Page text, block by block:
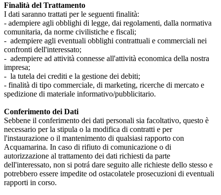
Finalità del Trattamento
I dati saranno trattati per le seguenti finalità:
- adempiere agli obblighi di legge, dai regolamenti, dalla normativa
comunitaria, da norme civilistiche e fiscali;
- adempiere agli eventuali obblighi contrattuali e commerciali nei
confronti dell'interessato;
- adempiere ad attività connesse all'attività economica della nostra
impresa;
- la tutela dei crediti e la gestione dei debiti;
- finalità di tipo commerciale, di marketing, ricerche di mercato e
spedizione di materiale informativo/pubblicitario.
Conferimento dei Dati
Sebbene il conferimento dei dati personali sia facoltativo, questo è
necessario per la stipula o la modifica di contratti e per
l'instaurazione o il mantenimento di qualsiasi rapporto con
Acquamarina. In caso di rifiuto di comunicazione o di
autorizzazione al trattamento dei dati richiesti da parte
dell'interessato, non si potrá dare seguito alle richieste dello stesso e
potrebbero essere impedite od ostacolatele prosecuzioni di eventuali
rapporti in corso.